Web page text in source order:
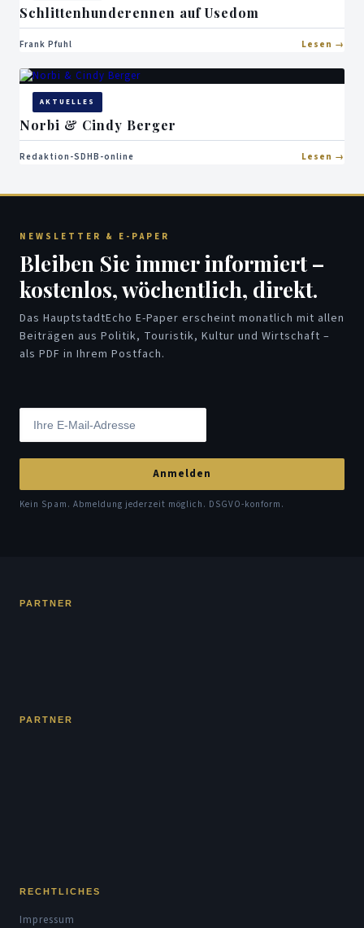
Schlittenhunderennen auf Usedom
Frank Pfuhl Lesen
AKTUELLES
Norbi & Cindy Berger
Redaktion-SDHB-online Lesen
NEWSLETTER & E-PAPER
Bleiben Sie immer informiert –
kostenlos, wöchentlich, direkt.
Das HauptstadtEcho E-Paper erscheint monatlich mit allen
Beiträgen aus Politik, Touristik, Kultur und Wirtschaft –
als PDF in Ihrem Postfach.
Anmelden
Kein Spam. Abmeldung jederzeit möglich. DSGVO-konform.
PARTNER
PARTNER
RECHTLICHES
Impressum